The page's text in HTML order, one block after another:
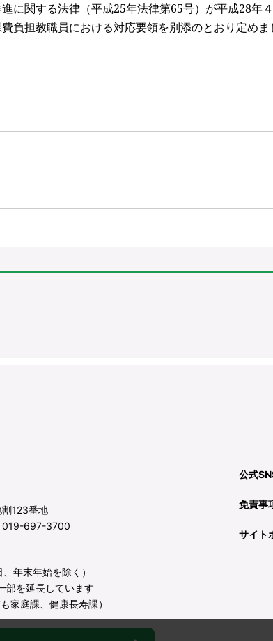
に関する法律（平成25年法律第65号）が平成28年
負担教職員における対応要領を別添のとおり定めま
123番地
019-697-3700
年末年始を除く）
部を延長しています
家庭課、健康長寿課）
公式
免責事
サイト